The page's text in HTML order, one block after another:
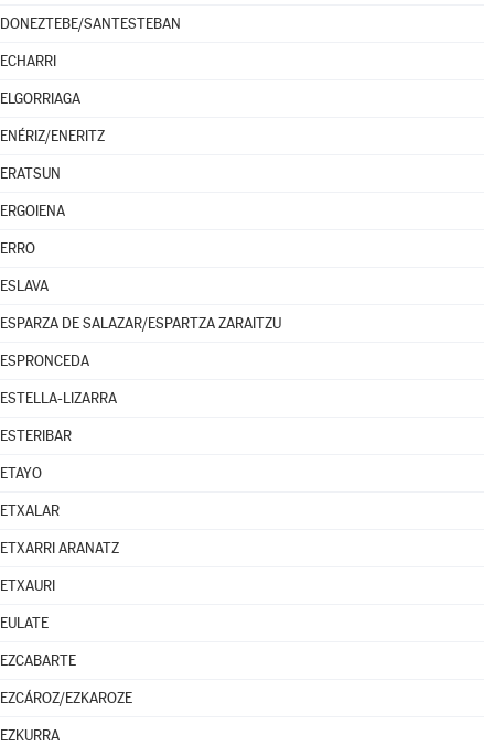
DONEZTEBE/SANTESTEBAN
ECHARRI
ELGORRIAGA
ENÉRIZ/ENERITZ
ERATSUN
ERGOIENA
ERRO
ESLAVA
ESPARZA DE SALAZAR/ESPARTZA ZARAITZU
ESPRONCEDA
ESTELLA-LIZARRA
ESTERIBAR
ETAYO
ETXALAR
ETXARRI ARANATZ
ETXAURI
EULATE
EZCABARTE
EZCÁROZ/EZKAROZE
EZKURRA